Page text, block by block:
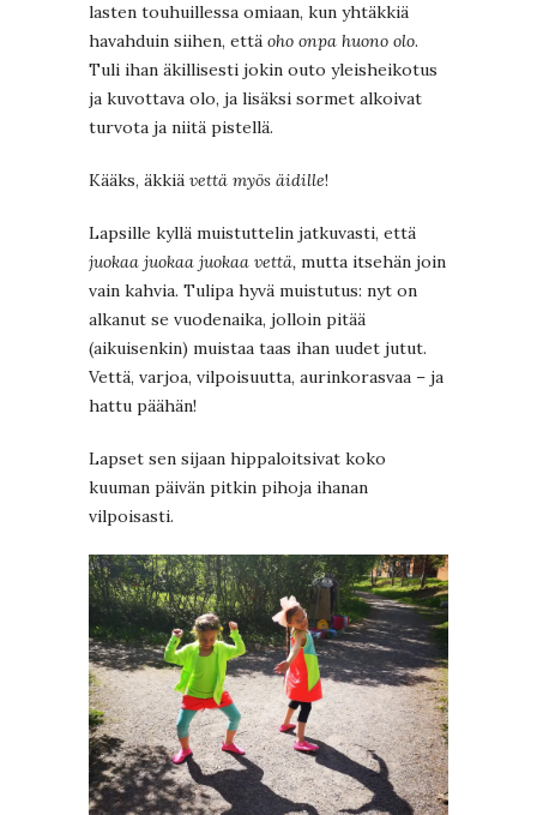
lasten touhuillessa omiaan, kun yhtäkkiä
havahduin siihen, että oho onpa huono olo.
Tuli ihan äkillisesti jokin outo yleisheikotus
ja kuvottava olo, ja lisäksi sormet alkoivat
turvota ja niitä pistellä.
Kääks, äkkiä vettä myös äidille!
Lapsille kyllä muistuttelin jatkuvasti, että
juokaa juokaa juokaa vettä, mutta itsehän join
vain kahvia. Tulipa hyvä muistutus: nyt on
alkanut se vuodenaika, jolloin pitää
(aikuisenkin) muistaa taas ihan uudet jutut.
Vettä, varjoa, vilpoisuutta, aurinkorasvaa – ja
hattu päähän!
Lapset sen sijaan hippaloitsivat koko
kuuman päivän pitkin pihoja ihanan
vilpoisasti.